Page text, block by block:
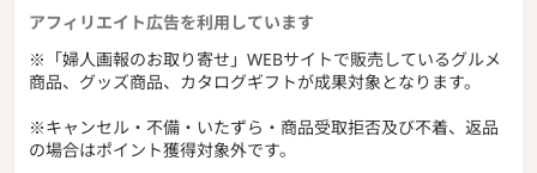
アフィリエイト広告を利用しています
※「婦人画報のお取り寄せ」WEBサイトで販売しているグルメ
商品、グッズ商品、カタログギフトが成果対象となります。
※キャンセル・不備・いたずら・商品受取拒否及び不着、返品
の場合はポイント獲得対象外です。